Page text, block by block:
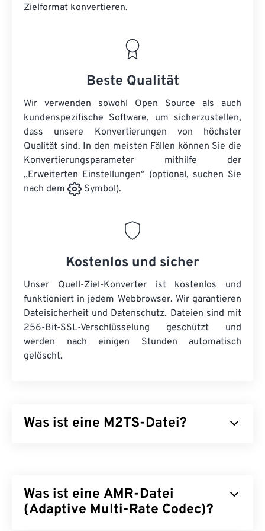
Zielformat konvertieren.
Beste Qualität
Wir verwenden sowohl Open Source als auch
kundenspezifische Software, um sicherzustellen,
dass unsere Konvertierungen von höchster
Qualität sind. In den meisten Fällen können Sie die
Konvertierungsparameter mithilfe der
„Erweiterten Einstellungen“ (optional, suchen Sie
nach dem
Symbol).
Kostenlos und sicher
Unser Quell-Ziel-Konverter ist kostenlos und
funktioniert in jedem Webbrowser. Wir garantieren
Dateisicherheit und Datenschutz. Dateien sind mit
256-Bit-SSL-Verschlüsselung geschützt und
werden nach einigen Stunden automatisch
gelöscht.
Was ist eine M2TS-Datei?
Video- und Filmdateityp, der in der Regel aus
verschlüsselten Inhalten auf Blu-ray-Disks für den
Was ist eine AMR-Datei
(Adaptive Multi-Rate Codec)?